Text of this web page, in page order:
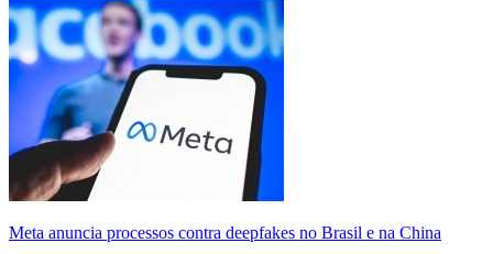
Meta anuncia processos contra deepfakes no Brasil e na China